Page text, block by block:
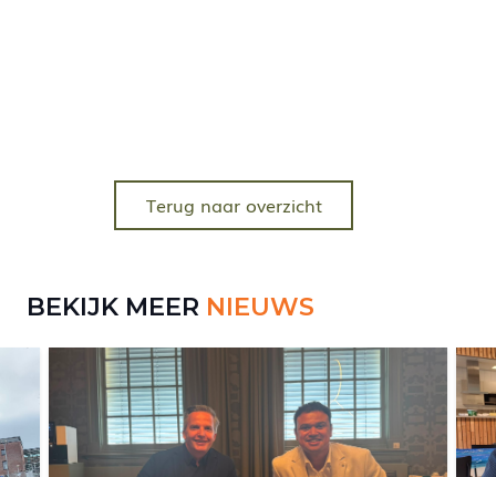
Terug naar overzicht
BEKIJK MEER NIEUWS